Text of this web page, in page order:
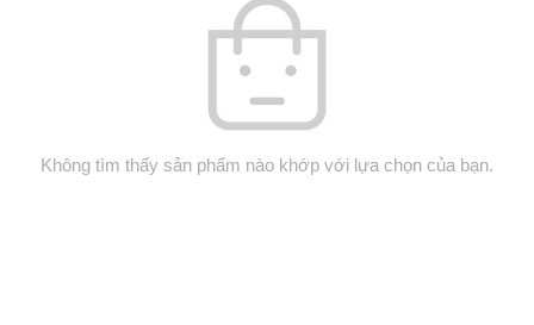
Không tìm thấy sản phẩm nào khớp với lựa chọn của bạn.